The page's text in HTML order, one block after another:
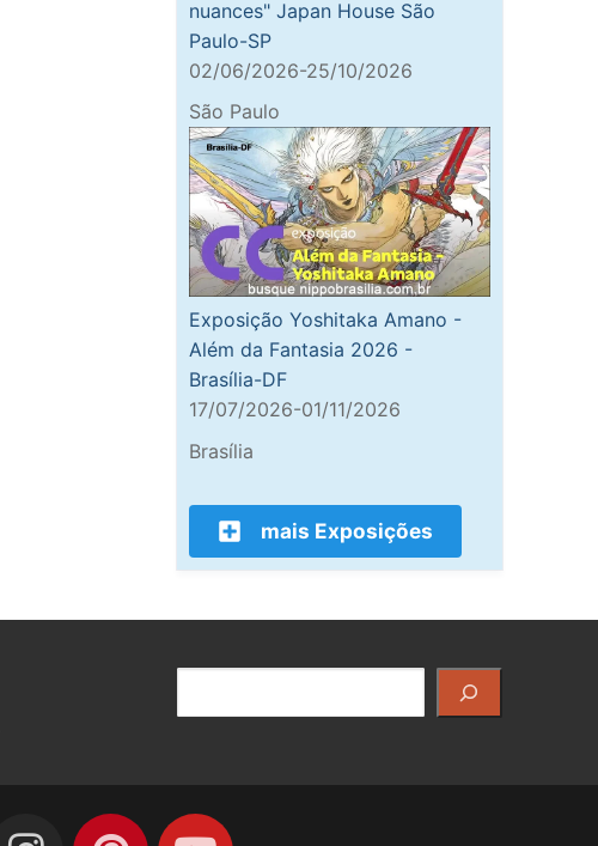
nuances" Japan House São
Paulo-SP
02/06/2026-25/10/2026
São Paulo
Exposição Yoshitaka Amano -
Além da Fantasia 2026 -
Brasília-DF
17/07/2026-01/11/2026
Brasília
mais Exposições